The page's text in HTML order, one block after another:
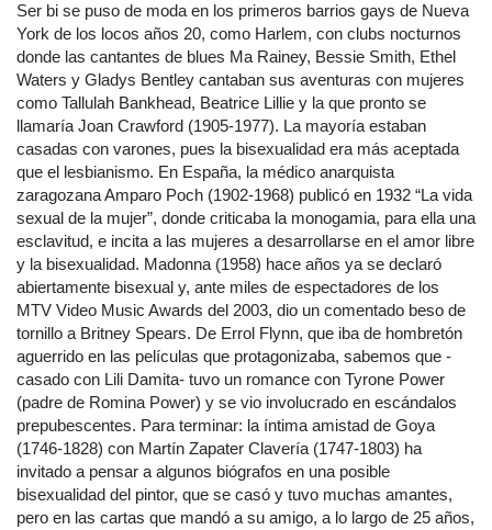
Ser bi se puso de moda en los primeros barrios gays de Nueva
York de los locos años 20, como Harlem, con clubs nocturnos
donde las cantantes de blues Ma Rainey, Bessie Smith, Ethel
Waters y Gladys Bentley cantaban sus aventuras con mujeres
como Tallulah Bankhead, Beatrice Lillie y la que pronto se
llamaría Joan Crawford (1905-1977). La mayoría estaban
casadas con varones, pues la bisexualidad era más aceptada
que el lesbianismo. En España, la médico anarquista
zaragozana Amparo Poch (1902-1968) publicó en 1932 “La vida
sexual de la mujer”, donde criticaba la monogamia, para ella una
esclavitud, e incita a las mujeres a desarrollarse en el amor libre
y la bisexualidad. Madonna (1958) hace años ya se declaró
abiertamente bisexual y, ante miles de espectadores de los
MTV Video Music Awards del 2003, dio un comentado beso de
tornillo a Britney Spears. De Errol Flynn, que iba de hombretón
aguerrido en las películas que protagonizaba, sabemos que -
casado con Lili Damita- tuvo un romance con Tyrone Power
(padre de Romina Power) y se vio involucrado en escándalos
prepubescentes. Para terminar: la íntima amistad de Goya
(1746-1828) con Martín Zapater Clavería (1747-1803) ha
invitado a pensar a algunos biógrafos en una posible
bisexualidad del pintor, que se casó y tuvo muchas amantes,
pero en las cartas que mandó a su amigo, a lo largo de 25 años,